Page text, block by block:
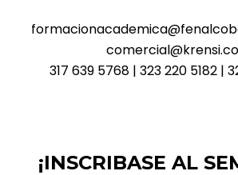
317 639 5768 | 323 220 5182 |
¡INSCRIBASE AL